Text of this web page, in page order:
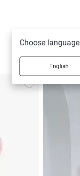
Choose language
English